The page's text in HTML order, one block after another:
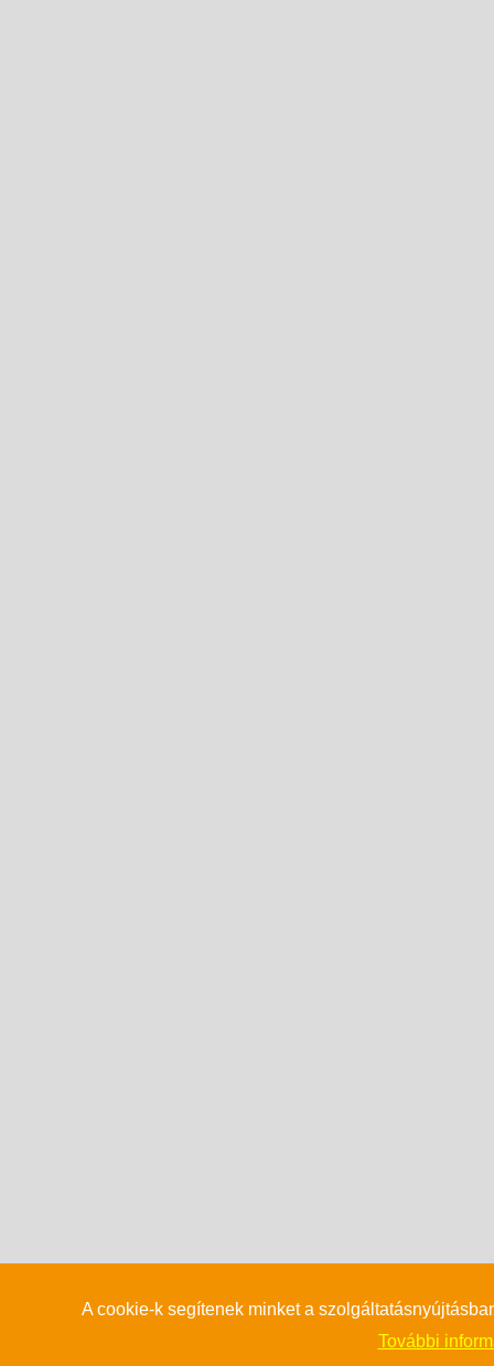
A cookie-k segítenek minket a
További